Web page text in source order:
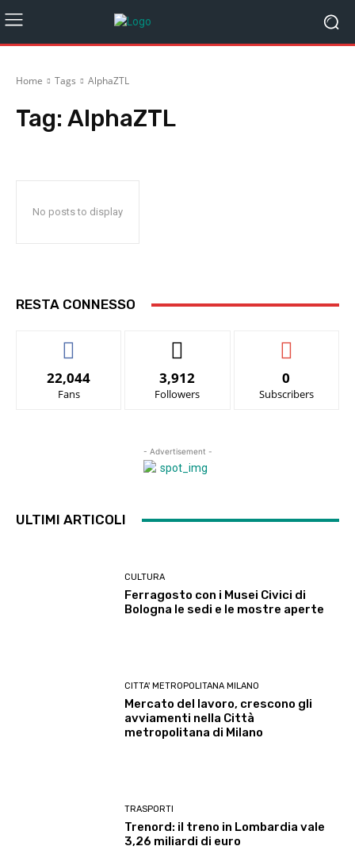
Home Tags AlphaZTL
Tag: AlphaZTL
No posts to display
RESTA CONNESSO
22,044
Fans
3,912
Followers
0
Subscribers
- Advertisement -
ULTIMI ARTICOLI
CULTURA
Ferragosto con i Musei Civici di
Bologna le sedi e le mostre aperte
CITTA' METROPOLITANA MILANO
Mercato del lavoro, crescono gli
avviamenti nella Città
metropolitana di Milano
TRASPORTI
Trenord: il treno in Lombardia vale
3,26 miliardi di euro